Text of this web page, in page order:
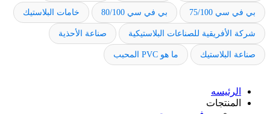
بي في سي 75/100 بي في سي 80/100 خامات البلاستيك
شركة الأفريقية للصناعات البلاستيكية صناعة الأحذية
صناعة البلاستيك ما هو PVC المحبب
الرئيسه
المنتجات